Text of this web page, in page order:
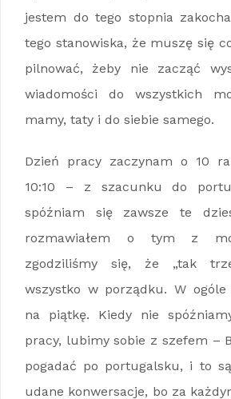
jestem do tego stopnia
tego stanowiska, że muszę się
pilnować, żeby nie zacząć
wiadomości do wszystkich
mamy, taty i do siebie samego.
Dzień pracy zaczynam o 10
10:10 – z szacunku do
spóźniam się zawsze te
rozmawiałem o tym z
zgodziliśmy się, że „tak
wszystko w porządku. W ogóle
na piątkę. Kiedy nie
pracy, lubimy sobie z szefem –
pogadać po portugalsku, i to
udane konwersacje, bo za